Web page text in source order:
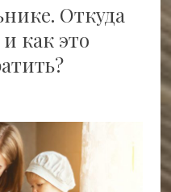
Откуда
как это